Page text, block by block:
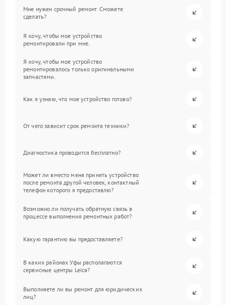
Мне нужен срочный ремонт. Сможете
сделать?
Я хочу, чтобы мое устройство
ремонтировали при мне.
Я хочу, чтобы мое устройство
ремонтировалось только оригинальными
запчастями.
Как я узнаю, что мое устройство готово?
От чего зависит срок ремонта техники?
Диагностика проводится бесплатно?
Может ли вместо меня принять устройство
после ремонта другой человек, контактный
телефон которого я предоставлю?
Возможно ли получать обратную связь в
процессе выполнения ремонтных работ?
Какую гарантию вы предоставляете?
В каких районах Уфы располагаются
сервисные центры Leica?
Выполняете ли вы ремонт для юридических
лиц?